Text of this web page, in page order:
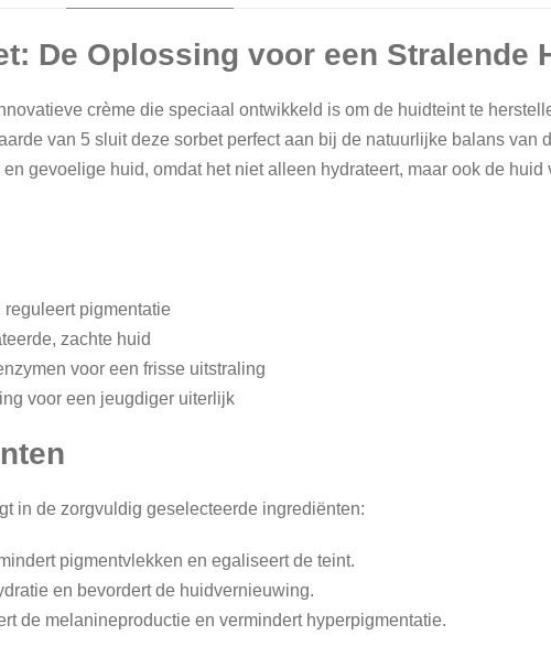
l
De Oplossing voor een Stralende
crème die speciaal ontwikkeld is om de huidteint te
van 5 sluit deze sorbet perfect aan bij de natuurlijke balans van
gevoelige huid, omdat het niet alleen hydrateert, maar ook de huid
reguleert pigmentatie
zachte huid
voor een frisse uitstraling
voor een jeugdiger uiterlijk
in de zorgvuldig geselecteerde ingrediënten:
pigmentvlekken en egaliseert de teint.
en bevordert de huidvernieuwing.
de melanineproductie en vermindert hyperpigmentatie.